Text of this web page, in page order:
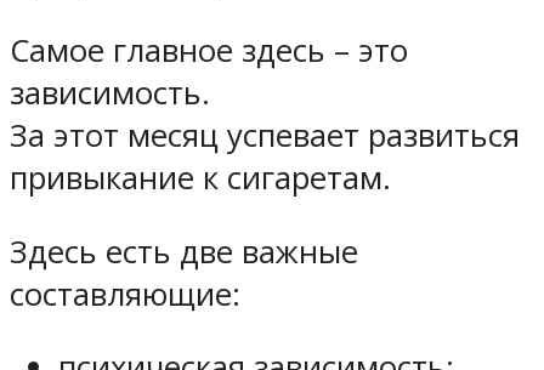
Самое главное здесь – это
зависимость.
За этот месяц успевает развиться
привыкание к сигаретам.
Здесь есть две важные
составляющие: